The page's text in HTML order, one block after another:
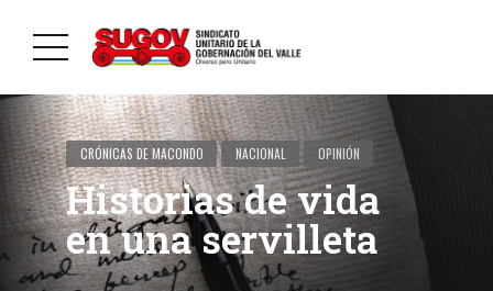
CRÓNICAS DE MACONDO NACIONAL OPINIÓN
Historias de vida
en una servilleta